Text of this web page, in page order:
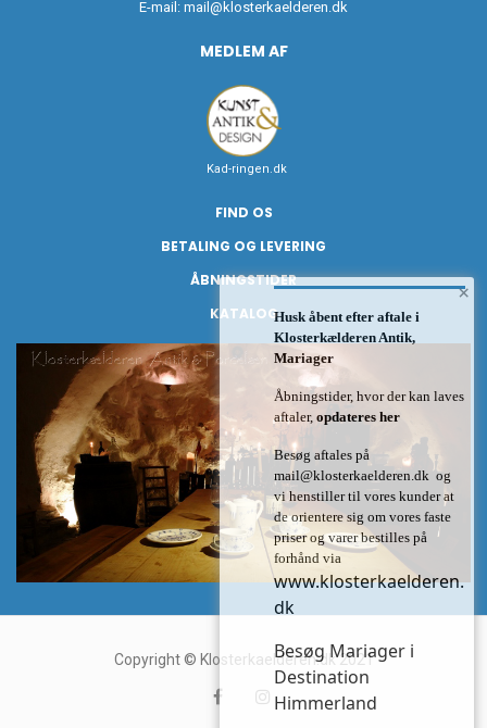
E-mail: mail@klosterkaelderen.dk
MEDLEM AF
Kad-ringen.dk
FIND OS
BETALING OG LEVERING
ÅBNINGSTIDER
KATALOG
Copyright © Klosterkaelderen.dk 2021
×
Husk åbent efter aftale i
Klosterkælderen Antik,
Mariager
Åbningstider, hvor der kan laves
aftaler, opdateres her
Besøg aftales på
mail@klosterkaelderen.dk og
vi henstiller til vores kunder at
de orientere sig om vores faste
priser og varer bestilles på
forhånd via
www.klosterkaelderen.
dk
Besøg Mariager i
Destination
Himmerland